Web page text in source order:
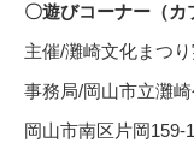
〇遊びコーナー（
主催/灘崎文化まつ
事務局/岡山市立灘
岡山市南区片岡